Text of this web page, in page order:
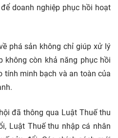
doanh nghiệp phục hồi hoạt
phá sản không chỉ giúp xử lý
không còn khả năng phục hồi
tính minh bạch và an toàn của
đã thông qua Luật Thuế thu
Luật Thuế thu nhập cá nhân